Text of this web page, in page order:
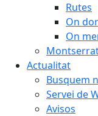
Rutes
On
On
Actualitat
Busquem
Servei de
Avisos